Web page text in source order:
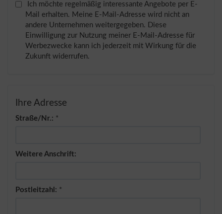
Ich möchte regelmäßig interessante Angebote per E-
Mail erhalten. Meine E-Mail-Adresse wird nicht an
andere Unternehmen weitergegeben. Diese
Einwilligung zur Nutzung meiner E-Mail-Adresse für
Werbezwecke kann ich jederzeit mit Wirkung für die
Zukunft widerrufen.
Ihre Adresse
Straße/Nr.: *
Weitere Anschrift:
Postleitzahl: *